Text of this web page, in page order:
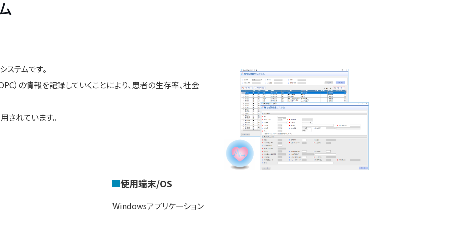
テムです。
）の情報を記録していくことにより、患者の生存率、社会
れています。
使用端末/OS
Windowsアプリケーション